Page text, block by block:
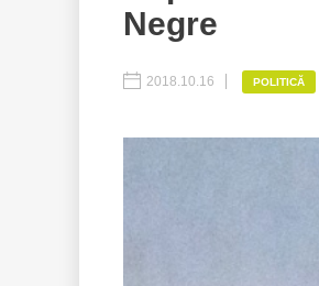
Negre
2018.10.16 POLITICĂ